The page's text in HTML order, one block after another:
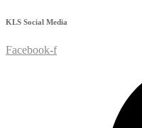
KLS Social Media
Facebook-f